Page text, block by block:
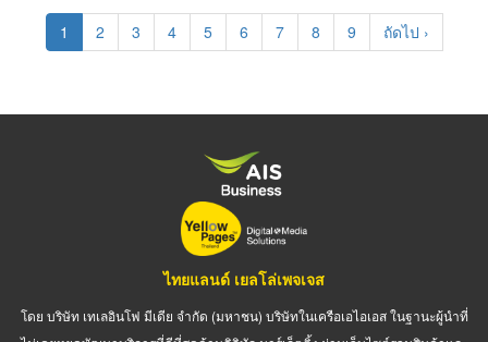
Pagination
Current
page
1 Page
2 Page
3 Page
4 Page
5 Page
6 Page
7 Page
8 Page
9
Next
page
ถัดไป ›
ไทยแลนด์ เยลโล่เพจเจส
โดย บริษัท เทเลอินโฟ มีเดีย จำกัด (มหาชน) บริษัทในเครือเอไอเอส ในฐานะผู้นำที่